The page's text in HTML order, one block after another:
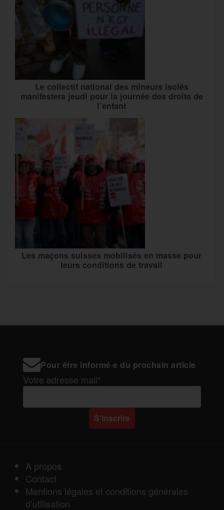
Le collectif national des mineurs isolés
manifestera jeudi pour la journée des droits de
l’enfant
Les maçons suisses mobilisés en masse pour
leurs conditions de travail
Pour être informé·e du prochain article
Votre adresse mail*
A propos
Contact
Mentions légales et conditions générales
d’utilisation